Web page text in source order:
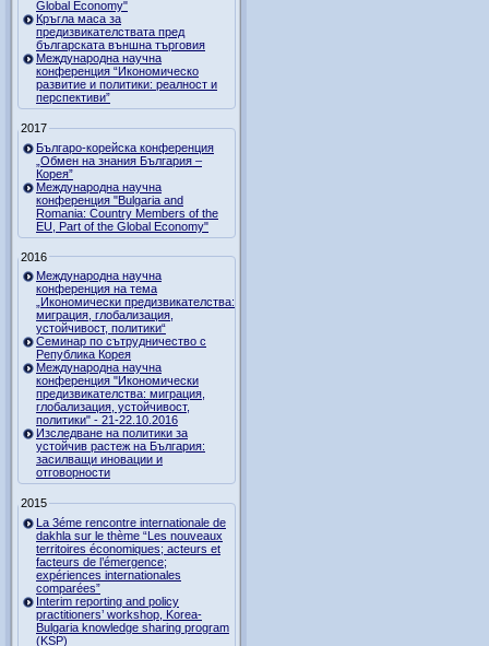
Global Economy"
Кръгла маса за
предизвикателствата пред
българската външна търговия
Международна научна
конференция “Икономическо
развитие и политики: реалност и
перспективи”
2017
Българо-корейска конференция
„Обмен на знания България –
Корея”
Международна научна
конференция "Bulgaria and
Romania: Country Members of the
EU, Part of the Global Economy"
2016
Международна научна
конференция на тема
„Икономически предизвикателства:
миграция, глобализация,
устойчивост, политики“
Семинар по сътрудничество с
Република Корея
Международна научна
конференция "Икономически
предизвикателства: миграция,
глобализация, устойчивост,
политики" - 21-22.10.2016
Изследване на политики за
устойчив растеж на България:
засилващи иновации и
отговорности
2015
La 3éme rencontre internationale de
dakhla sur le thème “Les nouveaux
territoires économiques; acteurs et
facteurs de l’émergence;
expériences internationales
comparées”
Interim reporting and policy
practitioners’ workshop, Korea-
Bulgaria knowledge sharing program
(KSP)